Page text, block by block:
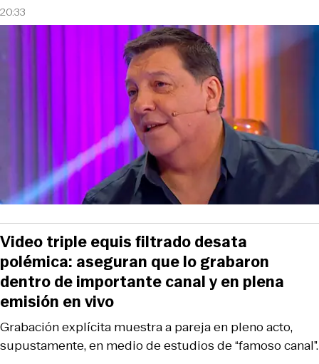
20:33
Grabación explícita muestra a pareja en pleno acto,
supustamente, en medio de estudios de “famoso canal”.
Video triple equis filtrado desata
polémica: aseguran que lo grabaron
dentro de importante canal y en plena
emisión en vivo